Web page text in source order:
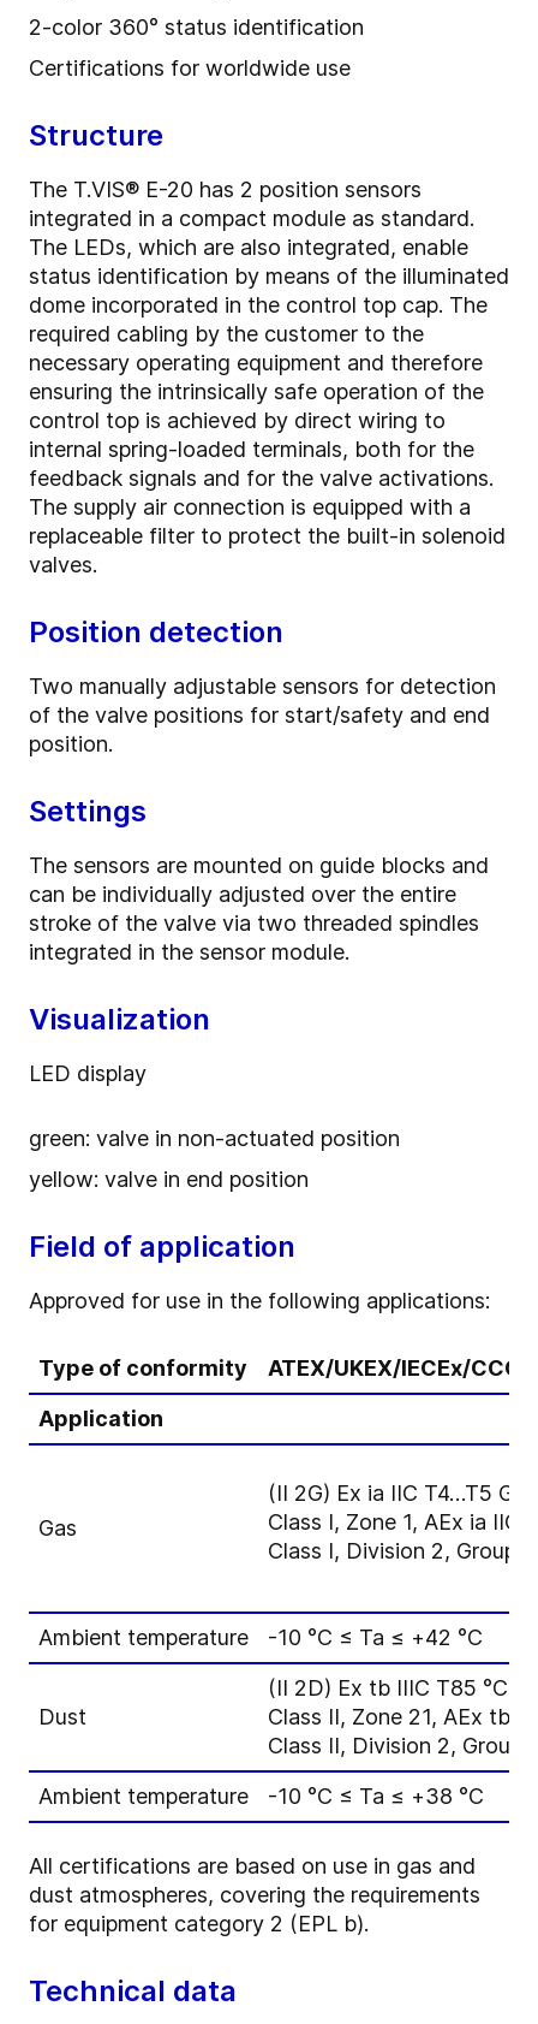
2-color 360° status identification
Certifications for worldwide use
Structure
The T.VIS® E-20 has 2 position sensors
integrated in a compact module as standard.
The LEDs, which are also integrated, enable
status identification by means of the illuminated
dome incorporated in the control top cap. The
required cabling by the customer to the
necessary operating equipment and therefore
ensuring the intrinsically safe operation of the
control top is achieved by direct wiring to
internal spring-loaded terminals, both for the
feedback signals and for the valve activations.
The supply air connection is equipped with a
replaceable filter to protect the built-in solenoid
valves.
Position detection
Two manually adjustable sensors for detection
of the valve positions for start/safety and end
position.
Settings
The sensors are mounted on guide blocks and
can be individually adjusted over the entire
stroke of the valve via two threaded spindles
integrated in the sensor module.
Visualization
LED display
green: valve in non-actuated position
yellow: valve in end position
Field of application
Approved for use in the following applications:
Type of conformity
ATEX/UKEX/IECEx/
Application
Gas
(II 2G) Ex ia IIC T4…T5 Gb
Class I, Zone 1, AEx ia IIC
Class I, Division 2, Group
Ambient temperature -10 °C ≤ Ta ≤ +42 °C
Dust
(II 2D) Ex tb IIIC T85 °C
Class II, Zone 21, AEx tb
Class II, Division 2, Group
Ambient temperature
-10 °C ≤ Ta ≤ +38 °C
All certifications are based on use in gas and
dust atmospheres, covering the requirements
for equipment category 2 (EPL b).
Technical data